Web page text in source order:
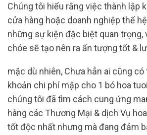
Chúng tôi hiểu rằng việc thành lập
cửa hàng hoặc doanh nghiệp thế
những sự kiện đặc biệt quan trọng,
chóe sẽ tạo nên ra ấn tượng tốt &
mặc dù nhiên, Chưa hẳn ai cũng có
khoản chi phí mập cho 1 bó hoa
chúng tôi đã tìm cách cung ứng
hàng các Thương Mại & dịch Vụ
tốt độc nhất nhưng mà đang đảm